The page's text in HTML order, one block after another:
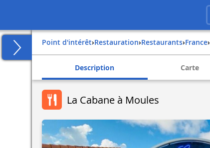
Point d'intérêt› Restauration› Restaurants› france›
Description Carte
La Cabane à Moules